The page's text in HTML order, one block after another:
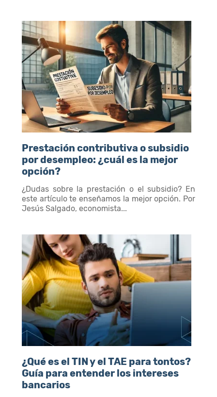
Prestación contributiva o subsidio
por desempleo: ¿cuál es la mejor
opción?
¿Dudas sobre la prestación o el subsidio? En
este artículo te enseñamos la mejor opción. Por
Jesús Salgado, economista...
¿Qué es el TIN y el TAE para tontos?
Guía para entender los intereses
bancarios